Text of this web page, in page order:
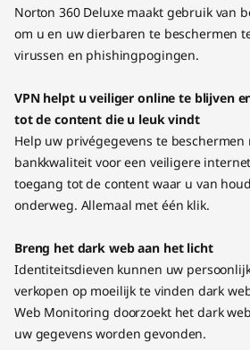
Norton 360 Deluxe maakt gebruik van
om u en uw dierbaren te beschermen
virussen en phishingpogingen.
VPN helpt u veiliger online te blijven
tot de content die u leuk vindt
Help uw privégegevens te
bankkwaliteit voor een veiligere
toegang tot de content waar u van
onderweg. Allemaal met één klik.
Breng het dark web aan het licht
Identiteitsdieven kunnen uw
verkopen op moeilijk te vinden dark
Web Monitoring doorzoekt het dark
uw gegevens worden gevonden.